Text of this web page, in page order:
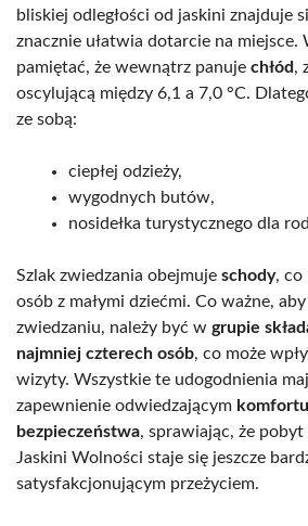
bliskiej odległości od jaskini znajduje
znacznie ułatwia dotarcie na miejsce.
pamiętać, że wewnątrz panuje chłód,
oscylującą między 6,1 a 7,0 °C.
ze sobą:
ciepłej odzieży,
wygodnych butów,
nosidełka turystycznego dla
Szlak zwiedzania obejmuje schody, co
osób z małymi dziećmi. Co ważne,
zwiedzaniu, należy być w grupie
najmniej czterech osób, co może
wizyty. Wszystkie te udogodnienia
zapewnienie odwiedzającym komfortu
bezpieczeństwa, sprawiając, że
Jaskini Wolności staje się jeszcze
satysfakcjonującym przeżyciem.